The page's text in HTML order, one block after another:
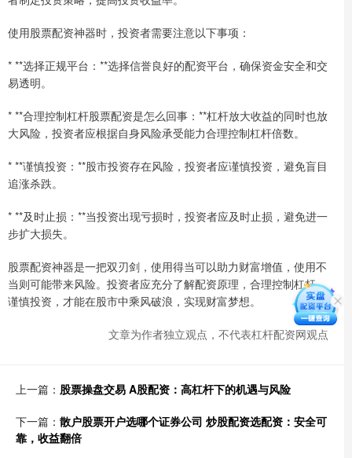
使用股票配资神器时，投资者需要注意以下事项：
* **选择正规平台：**选择信誉良好的配资平台，确保资金安全和交
易透明。
* **合理控制杠杆股票配资是怎么回事：**杠杆放大收益的同时也放
大风险，投资者应根据自身风险承受能力合理控制杠杆倍数。
* **谨慎投资：**股市投资存在风险，投资者应谨慎投资，避免盲目
追涨杀跌。
* **及时止损：**当投资出现亏损时，投资者应及时止损，避免进一
步扩大损失。
股票配资神器是一把双刃剑，使用得当可以助力财富增值，使用不
当则可能带来风险。投资者应充分了解配资原理，合理控制杠杆，
谨慎投资，才能在股市中乘风破浪，实现财富梦想。
文章为作者独立观点，不代表杠杆配资网观点
上一篇： 股票操盘交易 A股配资：高杠杆下的机遇与风险
下一篇： 散户股票开户选哪个证券公司 炒股配资选配资：安全可
靠，收益翻倍